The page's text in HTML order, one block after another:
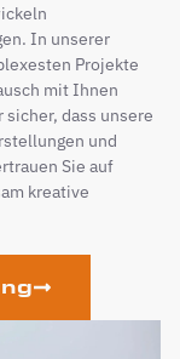
In unserer
Projekte
mit Ihnen
dass unsere
und
Sie auf
kreative